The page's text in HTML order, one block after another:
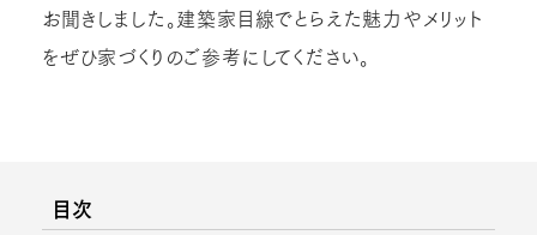
お聞きしました。建築家目線でとらえた魅力やメリット
をぜひ家づくりのご参考にしてください。
目次